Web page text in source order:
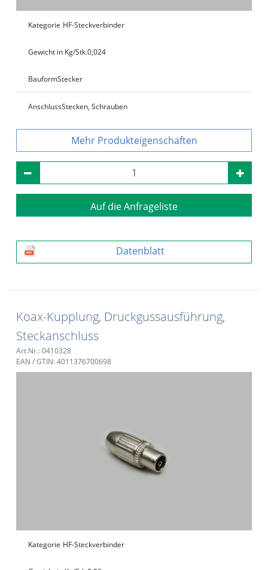
Kategorie HF-Steckverbinder
Gewicht in Kg/Stk.0,024
BauformStecker
AnschlussStecken, Schrauben
Produkteigenschaften
Auf die Anfrageliste
Datenblatt
Koax-Kupplung, Druckgussausführung,
Steckanschluss
Art.Nr.: 0410328
EAN / GTIN: 4011376700698
Kategorie HF-Steckverbinder